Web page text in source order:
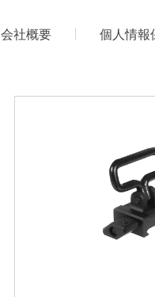
会社概要 個人情報